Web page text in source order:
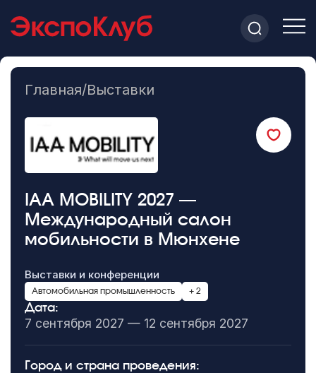
Главная/Выставки
IAA MOBILITY 2027 —
Международный салон
мобильности в Мюнхене
Выставки и конференции
Автомобильная промышленность + 2
Дата:
7 сентября 2027 — 12 сентября 2027
Город и страна проведения: